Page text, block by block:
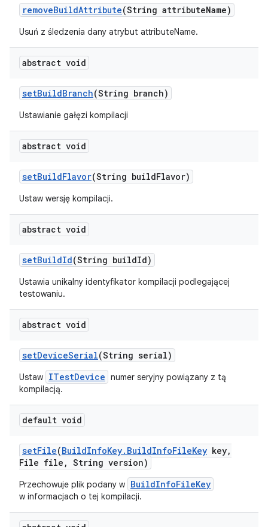
removeBuildAttribute(String attributeName)
Usuń z śledzenia dany atrybut attributeName.
abstract void
setBuildBranch(String branch)
Ustawianie gałęzi kompilacji
abstract void
setBuildFlavor(String buildFlavor)
Ustaw wersję kompilacji.
abstract void
setBuildId(String buildId)
Ustawia unikalny identyfikator kompilacji podlegającej
testowaniu.
abstract void
setDeviceSerial(String serial)
Ustaw ITestDevice numer seryjny powiązany z tą
kompilacją.
default void
setFile(BuildInfoKey. BuildInfoFileKey key,
File file , String version)
Przechowuje plik podany w BuildInfoFileKey
w informacjach o tej kompilacji.